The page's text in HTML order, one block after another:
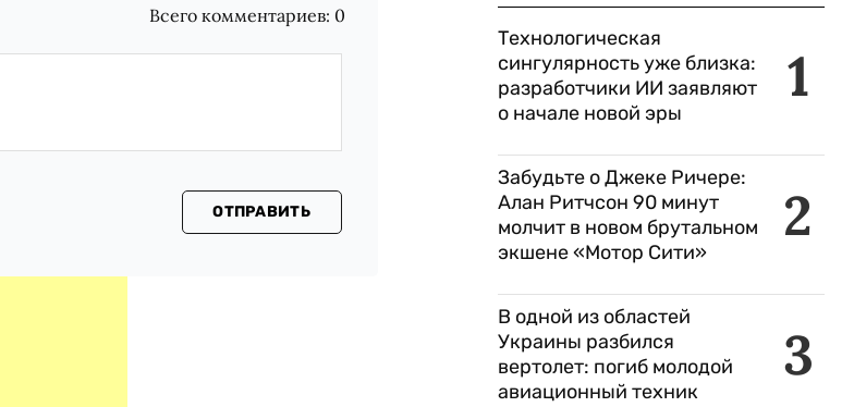
Всего комментариев: 0
ОТПРАВИТЬ
1
Технологическая
сингулярность уже близка:
разработчики ИИ заявляют
о начале новой эры
2
Забудьте о Джеке Ричере:
Алан Ритчсон 90 минут
молчит в новом брутальном
экшене «Мотор Сити»
3
В одной из областей
Украины разбился
вертолет: погиб молодой
авиационный техник